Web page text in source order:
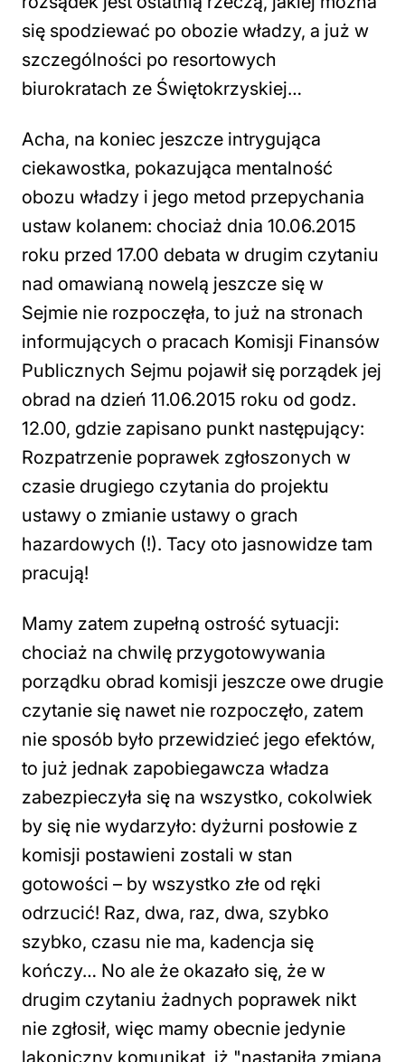
się spodziewać po obozie władzy, a już w
szczególności po resortowych
biurokratach ze Świętokrzyskiej…
Acha, na koniec jeszcze intrygująca
ciekawostka, pokazująca mentalność
obozu władzy i jego metod przepychania
ustaw kolanem: chociaż dnia 10.06.2015
roku przed 17.00 debata w drugim czytaniu
nad omawianą nowelą jeszcze się w
Sejmie nie rozpoczęła, to już na stronach
informujących o pracach Komisji Finansów
Publicznych Sejmu pojawił się porządek jej
obrad na dzień 11.06.2015 roku od godz.
12.00, gdzie zapisano punkt następujący:
Rozpatrzenie poprawek zgłoszonych w
czasie drugiego czytania do projektu
ustawy o zmianie ustawy o grach
hazardowych (!). Tacy oto jasnowidze tam
pracują!
Mamy zatem zupełną ostrość sytuacji:
chociaż na chwilę przygotowywania
porządku obrad komisji jeszcze owe drugie
czytanie się nawet nie rozpoczęło, zatem
nie sposób było przewidzieć jego efektów,
to już jednak zapobiegawcza władza
zabezpieczyła się na wszystko, cokolwiek
by się nie wydarzyło: dyżurni posłowie z
komisji postawieni zostali w stan
gotowości – by wszystko złe od ręki
odrzucić! Raz, dwa, raz, dwa, szybko
szybko, czasu nie ma, kadencja się
kończy… No ale że okazało się, że w
drugim czytaniu żadnych poprawek nikt
nie zgłosił, więc mamy obecnie jedynie